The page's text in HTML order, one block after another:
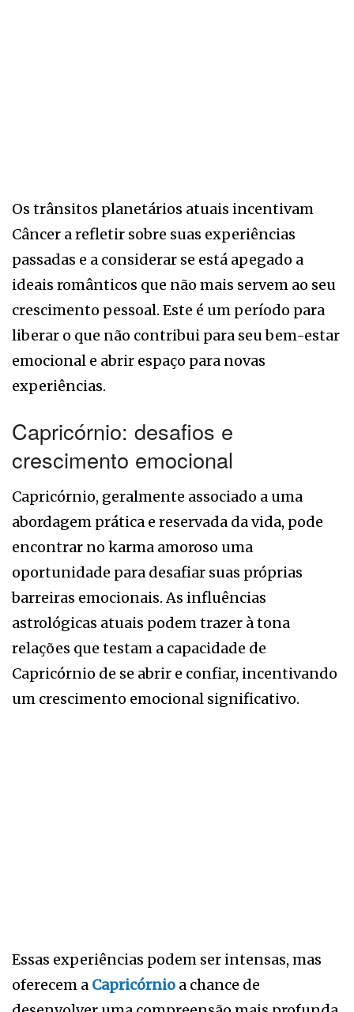
Os trânsitos planetários atuais incentivam
Câncer a refletir sobre suas experiências
passadas e a considerar se está apegado a
ideais românticos que não mais servem ao seu
crescimento pessoal. Este é um período para
liberar o que não contribui para seu bem-estar
emocional e abrir espaço para novas
experiências.
Capricórnio: desafios e
crescimento emocional
Capricórnio, geralmente associado a uma
abordagem prática e reservada da vida, pode
encontrar no karma amoroso uma
oportunidade para desafiar suas próprias
barreiras emocionais. As influências
astrológicas atuais podem trazer à tona
relações que testam a capacidade de
Capricórnio de se abrir e confiar, incentivando
um crescimento emocional significativo.
Essas experiências podem ser intensas, mas
oferecem a Capricórnio a chance de